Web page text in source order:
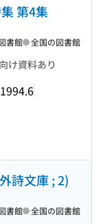
第4集
け資料あり
1994.6
書館 全国の図書館
詩文庫 ; 2)
書館 全国の図書館